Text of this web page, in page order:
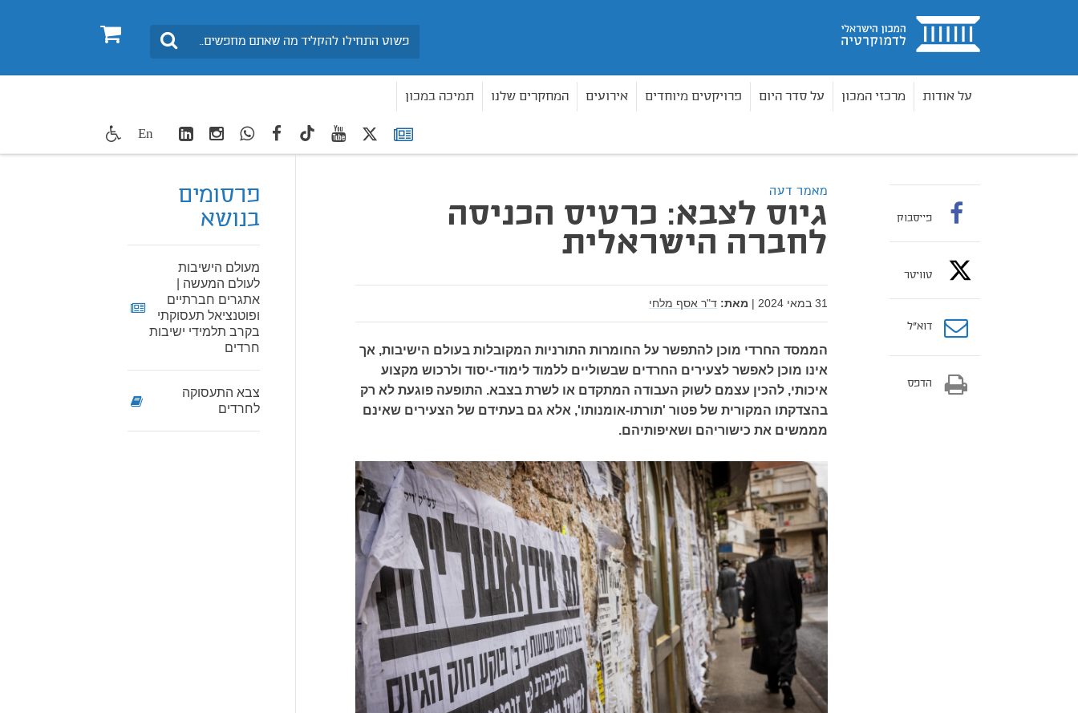
בית 0 חיפוש
על אודות מרכזי המכון על סדר היום פרויקטים מיוחדים אירועים המחקרים שלנו תמיכה במכון
רשימת
תפוצה
twitter
youtube
TikTok
facebook
WhatsApp
Instagram
LinkedIn
En
מאמר דעה
גיוס לצבא: כרטיס הכניסה
לחברה הישראלית
31 במאי 2024 | מאת: ד"ר אסף מלחי
הממסד החרדי מוכן להתפשר על החומרות התורניות המקובלות בעולם הישיבות, אך
אינו מוכן לאפשר לצעירים החרדים שבשוליים ללמוד לימודי-יסוד ולרכוש מקצוע
איכותי, להכין עצמם לשוק העבודה המתקדם או לשרת בצבא. התופעה פוגעת לא רק
בהצדקתו המקורית של פטור 'תורתו-אומנותו', אלא גם בעתידם של הצעירים שאינם
מממשים את כישוריהם ושאיפותיהם.
פייסבוק
טוויטר
דוא”ל
הדפס
פרסומים
בנושא
מעולם הישיבות
לעולם המעשה |
אתגרים חברתיים
ופוטנציאל תעסוקתי
בקרב תלמידי ישיבות
חרדים
צבא התעסוקה
לחרדים